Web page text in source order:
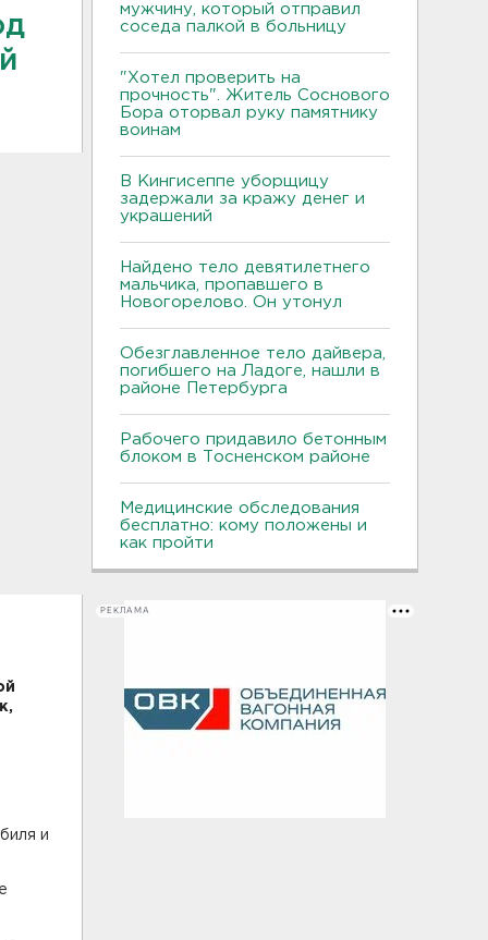
и
мужчину, который отправил
соседа палкой в больницу
"Хотел проверить на
прочность". Житель Соснового
Бора оторвал руку памятнику
воинам
В Кингисеппе уборщицу
задержали за кражу денег и
украшений
Найдено тело девятилетнего
мальчика, пропавшего в
Новогорелово. Он утонул
Обезглавленное тело дайвера,
погибшего на Ладоге, нашли в
районе Петербурга
Рабочего придавило бетонным
блоком в Тосненском районе
Медицинские обследования
бесплатно: кому положены и
как пройти
РЕКЛАМА